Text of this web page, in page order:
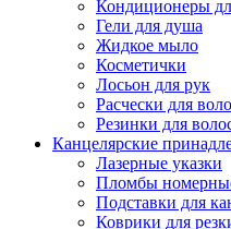
Кондиционеры
Гели для душа
Жидкое мыло
Косметички
Лосьон для рук
Расчески для
Резинки для
Канцелярские
Лазерные указки
Пломбы
Подставки для
Коврики для